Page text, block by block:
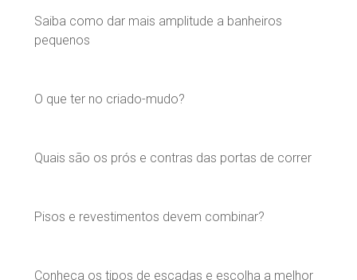
Saiba como dar mais amplitude a banheiros
pequenos
O que ter no criado-mudo?
Quais são os prós e contras das portas de correr
Pisos e revestimentos devem combinar?
Conheça os tipos de escadas e escolha a melhor